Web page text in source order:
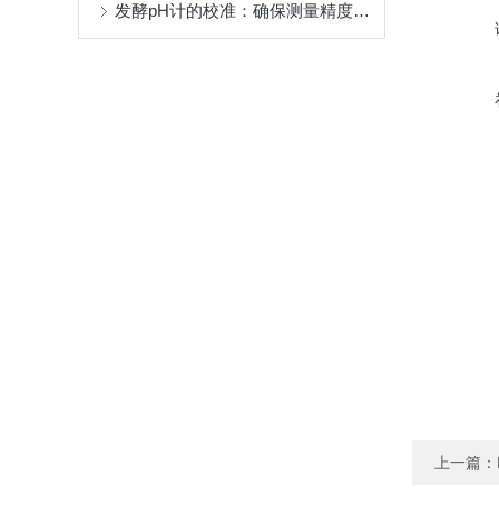
发酵pH计的校准：确保测量精度的关键
上一篇：